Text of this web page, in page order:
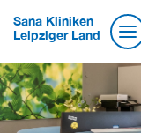
Sana Kliniken
Leipziger Land